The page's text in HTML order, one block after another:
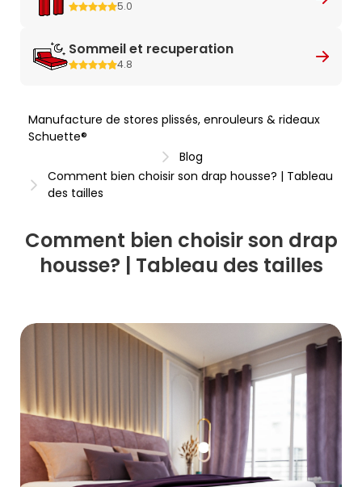
5.0
Sommeil et recuperation
4.8
Manufacture de stores plissés, enrouleurs & rideaux
Schuette®
Blog
Comment bien choisir son drap housse? | Tableau
des tailles
Comment bien choisir son drap
housse? | Tableau des tailles